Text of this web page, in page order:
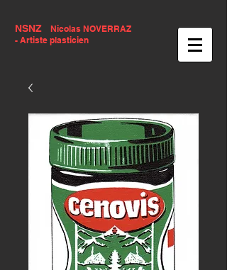
NSNZ
Nicolas NOVERRAZ
- Artiste plasticien